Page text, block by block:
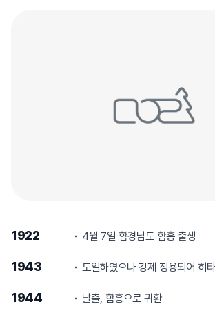
1922 4월 7일 함경남도 함흥 출생
1943 도일하였으나 강제 징용되어 히
1944 탈출, 함흥으로 귀환